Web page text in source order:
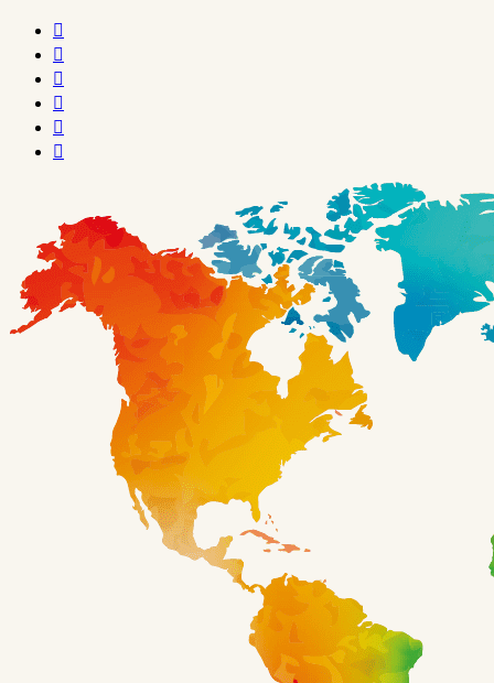





